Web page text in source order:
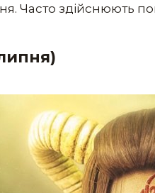
Часто здійснюють